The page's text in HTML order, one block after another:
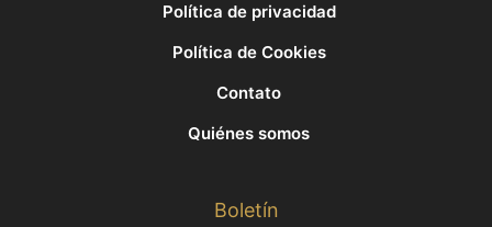
Política de privacidad
Política de Cookies
Contato
Quiénes somos
Boletín